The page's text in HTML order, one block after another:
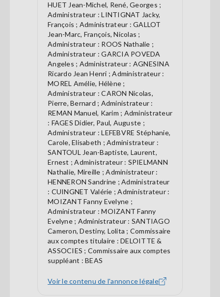
HUET Jean-Michel, René, Georges ;
Administrateur : LINTIGNAT Jacky,
François ; Administrateur : GALLOT
Jean-Marc, François, Nicolas ;
Administrateur : ROOS Nathalie ;
Administrateur : GARCIA POVEDA
Angeles ; Administrateur : AGNESINA
Ricardo Jean Henri ; Administrateur :
MOREL Amélie, Hélène ;
Administrateur : CARON Nicolas,
Pierre, Bernard ; Administrateur :
REMAN Manuel, Karim ; Administrateur
: FAGES Didier, Paul, Auguste ;
Administrateur : LEFEBVRE Stéphanie,
Carole, Elisabeth ; Administrateur :
SANTOUL Jean-Baptiste, Laurent,
Ernest ; Administrateur : SPIELMANN
Nathalie, Mireille ; Administrateur :
HENNERON Sandrine ; Administrateur
: CUINGNET Valérie ; Administrateur :
MOIZANT Fanny Evelyne ;
Administrateur : MOIZANT Fanny
Evelyne ; Administrateur : SANTIAGO
Cameron, Destiny, Lolita ; Commissaire
aux comptes titulaire : DELOITTE &
ASSOCIES ; Commissaire aux comptes
suppléant : BEAS
Voir le contenu de l'annonce légale